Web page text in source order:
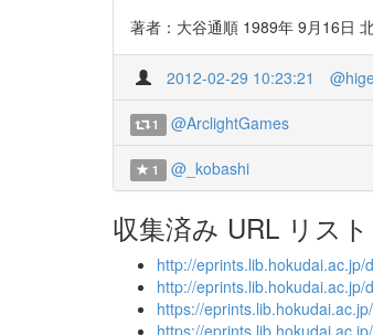
著者：大谷通順 1989年 9月16日
2012-02-29 10:23:21
1 @ArclightGames
1 @_kobashi
収集済み URL リスト
http://
http://
https://
https://